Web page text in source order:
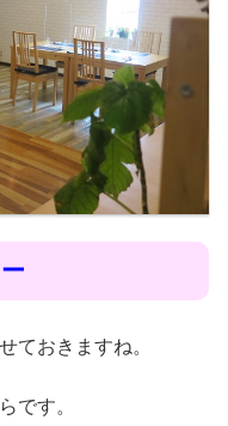
ておきますね。
です。